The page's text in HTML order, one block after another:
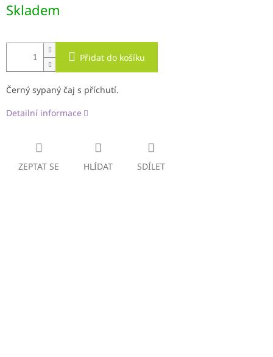
cena:
Skladem
Přidat do košíku
Černý sypaný čaj s příchutí.
Detailní informace
ZEPTAT SE HLÍDAT SDÍLET